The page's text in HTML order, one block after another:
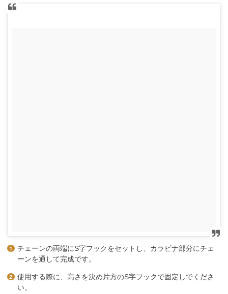
チェーンの両端にS字フックをセットし、カラビナ部分にチェ
ーンを通して完成です。
使用する際に、高さを決め片方のS字フックで固定しでくださ
い。